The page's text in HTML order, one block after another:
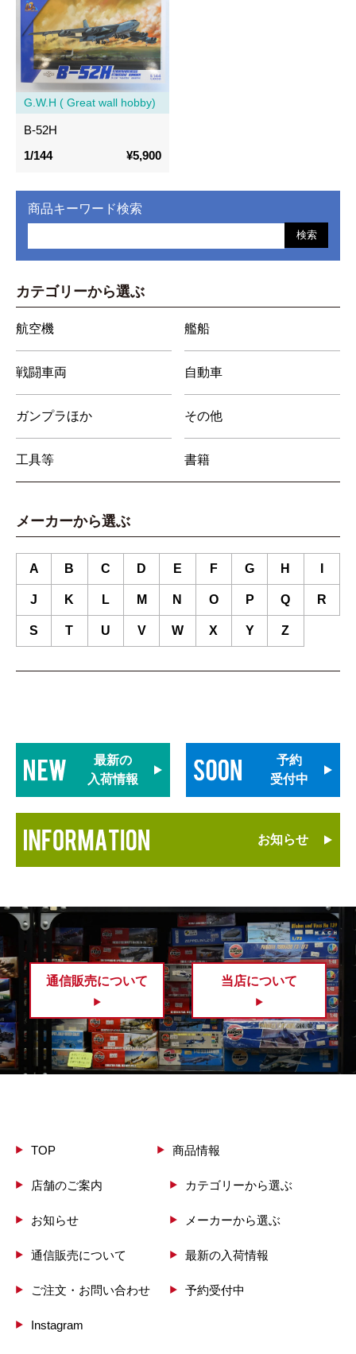
G.W.H ( Great wall hobby)
B-52H
1/144
¥5,900
商品キーワード検索
検索
カテゴリーから選ぶ
航空機 艦船
戦闘車両 自動車
ガンプラほか その他
工具等 書籍
メーカーから選ぶ
A B C D E F G H
J K L M N O P Q R
S T U V W X Y Z
最新の
入荷情報
予約
受付中
お知らせ
通信販売について 当店について
TOP
店舗のご案内
お知らせ
通信販売について
ご注文・お問い合わせ
Instagram
商品情報
カテゴリーから選ぶ
メーカーから選ぶ
最新の入荷情報
予約受付中